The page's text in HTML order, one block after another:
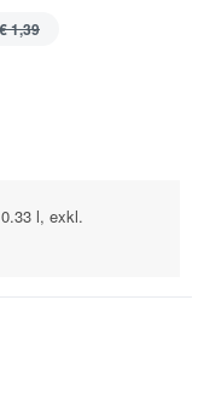
€ 1,39
l, exkl.